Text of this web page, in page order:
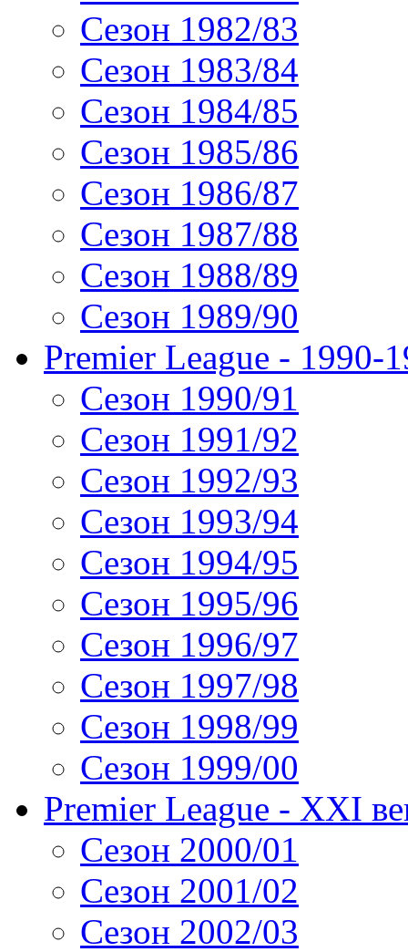
Сезон 1982/83
Сезон 1983/84
Сезон 1984/85
Сезон 1985/86
Сезон 1986/87
Сезон 1987/88
Сезон 1988/89
Сезон 1989/90
Premier League - 1990-
Сезон 1990/91
Сезон 1991/92
Сезон 1992/93
Сезон 1993/94
Сезон 1994/95
Сезон 1995/96
Сезон 1996/97
Сезон 1997/98
Сезон 1998/99
Сезон 1999/00
Premier League - XXI
Сезон 2000/01
Сезон 2001/02
Сезон 2002/03